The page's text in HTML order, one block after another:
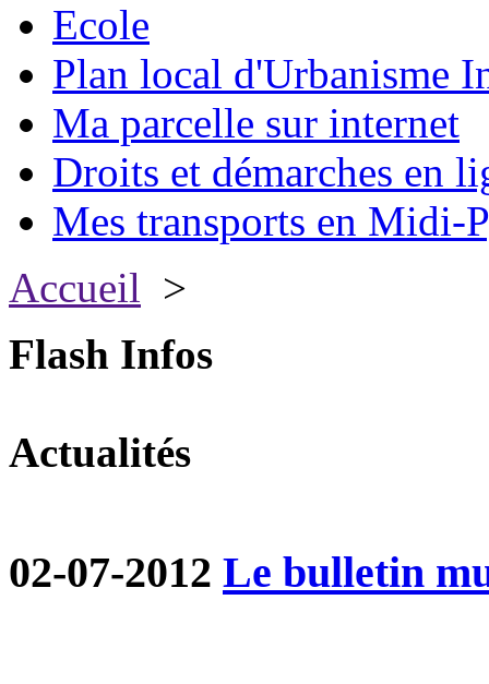
Ecole
Plan local d'Urbanisme
Ma parcelle sur internet
Droits et démarches en
Mes transports en Midi-
Accueil >
Flash Infos
Actualités
02-07-2012 Le bulletin